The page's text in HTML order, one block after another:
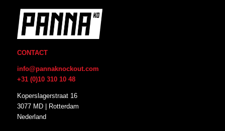
CONTACT
info@pannaknockout.com
+31 (0)10 310 10 48
Koperslagerstraat 16
3077 MD | Rotterdam
Nederland